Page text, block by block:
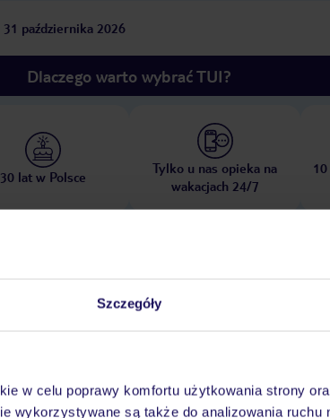
Szczegóły
w celu poprawy komfortu użytkowania strony
wykorzystywane są także do analizowania ruchu
31 października 2026
Dlaczego warto wybrać TUI?
30 lat w Polsce
Tylko u nas opieka na
wakacjach 24/7
Wyżywienie Atrakcje Ważne
na zapytanie